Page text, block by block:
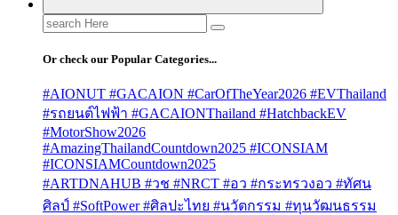
Search
for:
Or check our Popular Categories...
#AIONUT #GACAION #CarOfTheYear2026 #EVThailand
#รถยนต์ไฟฟ้า #GACAIONThailand #HatchbackEV
#MotorShow2026
#AmazingThailandCountdown2025 #ICONSIAM
#ICONSIAMCountdown2025
#ARTDNAHUB #วช #NRCT #อว #กระทรวงอว #ทัศน
ศิลป์ #SoftPower #ศิลปะไทย #นวัตกรรม #ทุนวัฒนธรรม